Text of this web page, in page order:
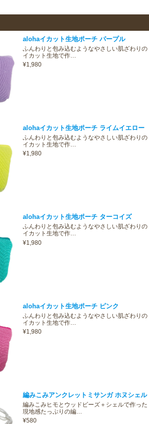
alohaイカット生地ポーチ パープル
ふんわりと包み込むようなやさしい肌ざわりの
イカット生地で作…
¥1,980
alohaイカット生地ポーチ ライムイエロー
ふんわりと包み込むようなやさしい肌ざわりの
イカット生地で作…
¥1,980
alohaイカット生地ポーチ ターコイズ
ふんわりと包み込むようなやさしい肌ざわりの
イカット生地で作…
¥1,980
alohaイカット生地ポーチ ピンク
ふんわりと包み込むようなやさしい肌ざわりの
イカット生地で作…
¥1,980
編みこみアンクレットミサンガ ホヌシェル
編みこみヒモとウッドビーズ＋シェルで作った
現地感たっぷりの編…
¥580